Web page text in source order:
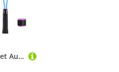
Harilla Tennis Tennis er Set Ausrüstungsball mit Schnur Strapazierfähiges Werkzeug Selbstübung Solo Training für Trainingsanfänger, Stil c